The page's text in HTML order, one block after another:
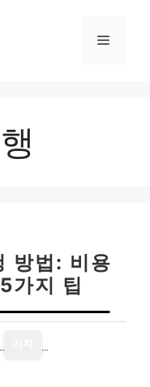
메
방법: 비용
가지 팁